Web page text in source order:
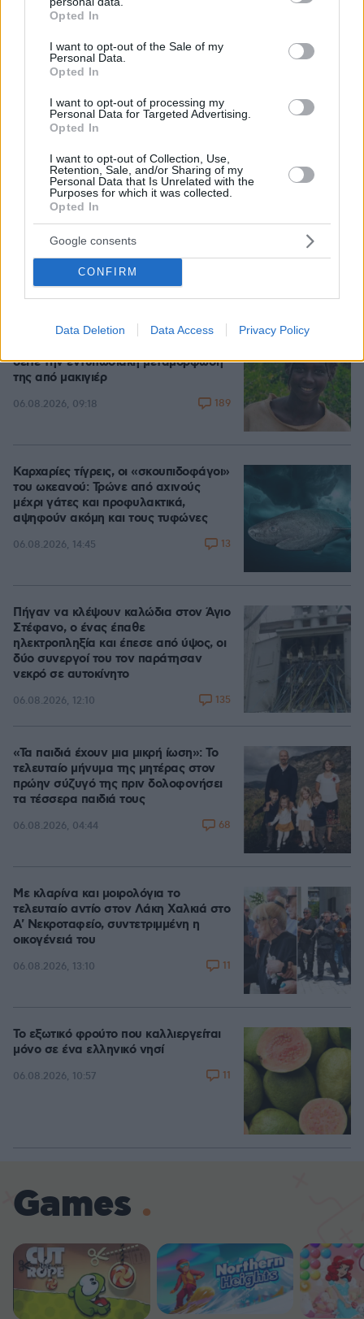
grant or deny consent to Google and its third-party tags to
use your data for below specified purposes in below Google
consent section.
Opted In
I want to opt-out of the Sale of my
Personal Data.
Opted In
I want to opt-out of processing my
Personal Data for Targeted Advertising.
Opted In
I want to opt-out of Collection, Use,
Retention, Sale, and/or Sharing of my
Personal Data that Is Unrelated with the
Purposes for which it was collected.
Opted In
Google consents
CONFIRM
Data Deletion Data Access Privacy Policy
Μυστήριο με το ραντεβού Πεζεσκιάν - Χαμενεΐ
στην Τεχεράνη: Βρέθηκαν σε ένα σκοτεινό
αυτοκίνητο, άκουγαν, αλλά δεν έβλεπαν ο ένας
τον άλλο
06.08.2026, 13:37
Νεαρή γυναίκα με ακατέργαστη
δείτε την εντυπωσιακή μεταμόρφωσή
της από μακιγιέρ
06.08.2026, 09:18 189
Καρχαρίες τίγρεις, οι «σκουπιδοφάγοι»
του ωκεανού: Τρώνε από αχινούς
μέχρι γάτες και προφυλακτικά,
αψηφούν ακόμη και τους τυφώνες
06.08.2026, 14:45 13
Πήγαν να κλέψουν καλώδια στον Άγιο
Στέφανο, ο ένας έπαθε
ηλεκτροπληξία και έπεσε από ύψος, οι
δύο συνεργοί του τον παράτησαν
νεκρό σε αυτοκίνητο
06.08.2026, 12:10 135
«Τα παιδιά έχουν μια μικρή ίωση»: Το
τελευταίο μήνυμα της μητέρας στον
πρώην σύζυγό της πριν δολοφονήσει
τα τέσσερα παιδιά τους
06.08.2026, 04:44 68
Με κλαρίνα και μοιρολόγια το
τελευταίο αντίο στον Λάκη Χαλκιά στο
A' Νεκροταφείο, συντετριμμένη η
οικογένειά του
06.08.2026, 13:10 11
Το εξωτικό φρούτο που καλλιεργείται
μόνο σε ένα ελληνικό νησί
06.08.2026, 10:57 11
Games